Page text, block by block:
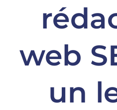
web
un